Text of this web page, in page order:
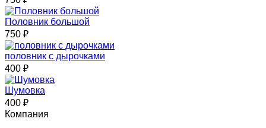
Половник большой
750 ₽
половник с дырочками
400 ₽
Шумовка
400 ₽
Компания